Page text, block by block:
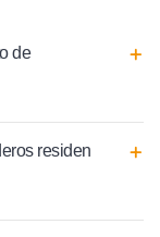
de
residen